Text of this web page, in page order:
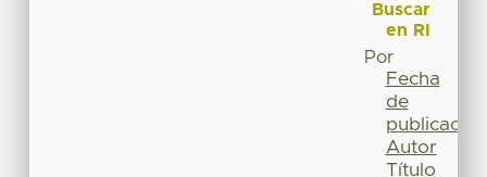
Buscar
en RI
Por
Fecha
de
publicación
Autor
Título